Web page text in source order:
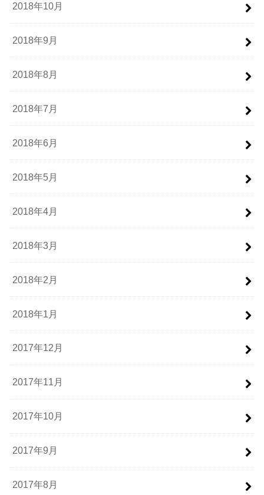
2018年10月
2018年9月
2018年8月
2018年7月
2018年6月
2018年5月
2018年4月
2018年3月
2018年2月
2018年1月
2017年12月
2017年11月
2017年10月
2017年9月
2017年8月